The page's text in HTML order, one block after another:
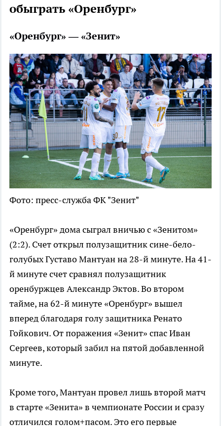
обыграть «Оренбург»
«Оренбург» — «Зенит»
Фото: пресс-служба ФК "Зенит"
«Оренбург» дома сыграл вничью с «Зенитом»
(2:2). Счет открыл полузащитник сине-бело-
голубых Густаво Мантуан на 28-й минуте. На 41-
й минуте счет сравнял полузащитник
оренбуржцев Александр Эктов. Во втором
тайме, на 62-й минуте «Оренбург» вышел
вперед благодаря голу защитника Ренато
Гойкович. От поражения «Зенит» спас Иван
Сергеев, который забил на пятой добавленной
минуте.
Кроме того, Мантуан провел лишь второй матч
в старте «Зенита» в чемпионате России и сразу
отличился голом+пасом. Это его первые